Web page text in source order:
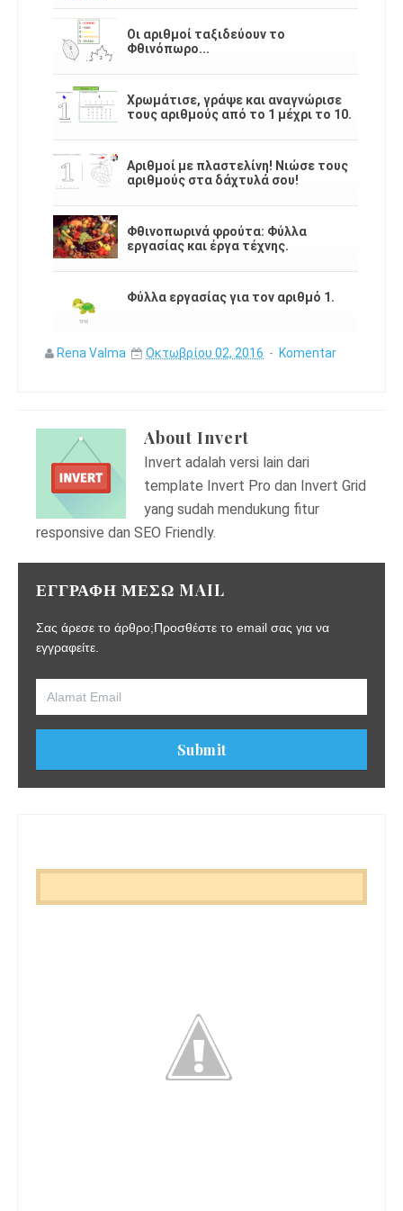
Οι αριθμοί ταξιδεύουν το
Φθινόπωρο...
Χρωμάτισε, γράψε και αναγνώρισε
τους αριθμούς από το 1 μέχρι το 10.
Αριθμοί με πλαστελίνη! Νιώσε τους
αριθμούς στα δάχτυλά σου!
Φθινοπωρινά φρούτα: Φύλλα
εργασίας και έργα τέχνης.
Φύλλα εργασίας για τον αριθμό 1.
Rena Valma Οκτωβρίου 02, 2016 Komentar
About Invert
Invert adalah versi lain dari
template Invert Pro dan Invert Grid
yang sudah mendukung fitur
responsive dan SEO Friendly.
ΕΓΓΡΑΦΗ ΜΕΣΩ MAIL
Σας άρεσε το άρθρο;Προσθέστε το email σας για να
εγγραφείτε.